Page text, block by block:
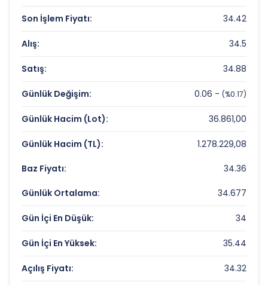
kullanılır. DGGYO
analizlerineteknik analiz sayfamızdan
ulaşabilirsiniz.
DOGUS GMYO Fiyat ve Getiri Karnesi
Anlık Fiyat:
34,42 TL
Günlük Değişim:
0,17%
Yıllık Getiri:
%8,31
DOGUS GMYO Değerleme Çarpanları
Piyasa Değeri/Defter Değeri (PD/DD):
0.75
DOGUS GMYO Rekorlar ve Önemli
Seviyeler
Son İşlem Fiyatı: 34.42
Alış: 34.5
Satış: 34.88
Günlük Değişim: 0.06 - (%0.17)
Günlük Hacim (Lot): 36.861,00
Günlük Hacim (TL): 1.278.229,08
Baz Fiyatı: 34.36
Günlük Ortalama: 34.677
Gün İçi En Düşük: 34
Gün İçi En Yüksek: 35.44
Açılış Fiyatı: 34.32